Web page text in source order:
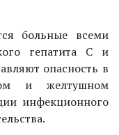
больные всеми
гепатита С и
опасность в
и желтушном
инфекционного